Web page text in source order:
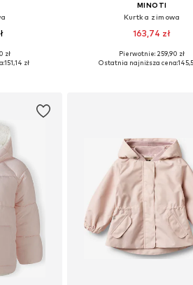
zł
151,14 zł
MINOTI
Kurtka zimowa
163,74 zł
Dostępne rozmiary: 74-80,
Pierwotnie: 259,90 zł
Ostatnia najniższa cena: